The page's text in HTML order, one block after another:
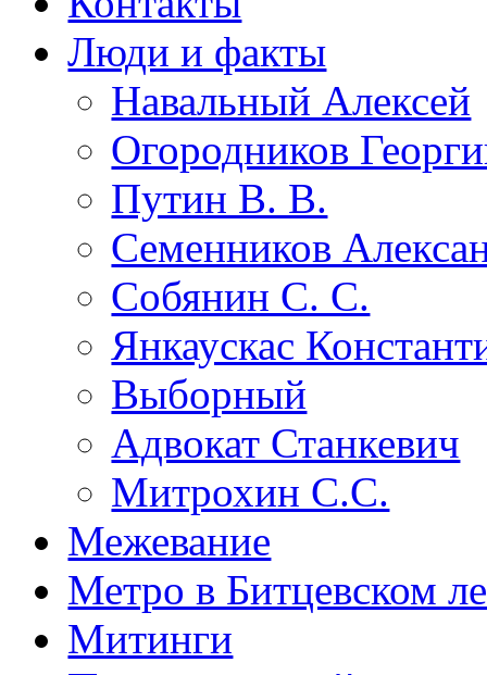
Люди и факты
Навальный Алексей
Огородников
Путин В. В.
Семенников
Собянин С. С.
Янкаускас
Выборный
Адвокат Станкевич
Митрохин С.С.
Межевание
Метро в Битцевском
Митинги